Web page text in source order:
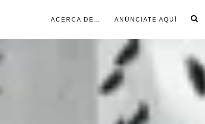
ACERCA DE… ANÚNCIATE AQUÍ